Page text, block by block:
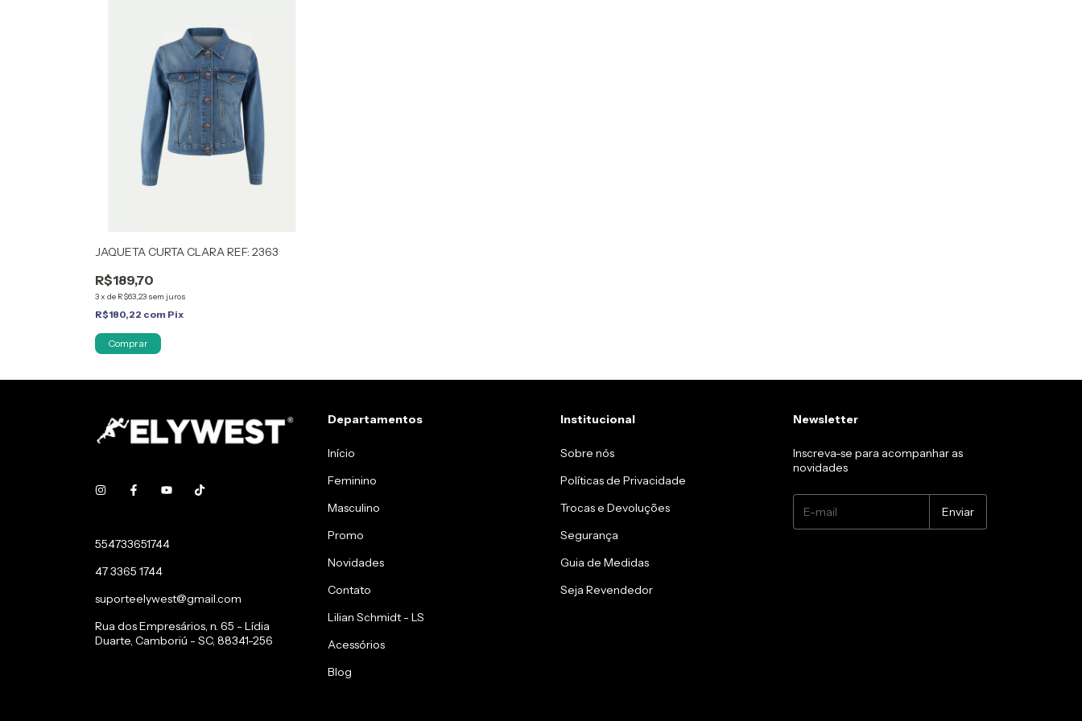
JAQUETA CURTA CLARA REF: 2363
R$189,70
3x de R$63,23 sem juros
R$180,22 com Pix
Comprar
554733651744
47 3365 1744
suporteelywest@gmail.com
Rua dos Empresários, n. 65 - Lídia
Duarte, Camboriú - SC, 88341-256
Departamentos
Início
Feminino
Masculino
Promo
Novidades
Contato
Lilian Schmidt - LS
Acessórios
Blog
Institucional
Sobre nós
Políticas de Privacidade
Trocas e Devoluções
Segurança
Guia de Medidas
Seja Revendedor
Newsletter
Inscreva-se para acompanhar as
novidades